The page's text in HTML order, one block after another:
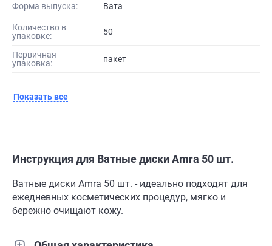
Форма выпуска: Вата
Количество в
упаковке:
50
Первичная
упаковка:
пакет
Показать все
Инструкция для Ватные диски Amra 50 шт.
Ватные диски Amra 50 шт. - идеально подходят для
ежедневных косметических процедур, мягко и
бережно очищают кожу.